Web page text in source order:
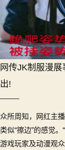
网传JK制服漫
出!
众所周知，网红主
类似“擦边”的感觉
游戏玩家及动漫观